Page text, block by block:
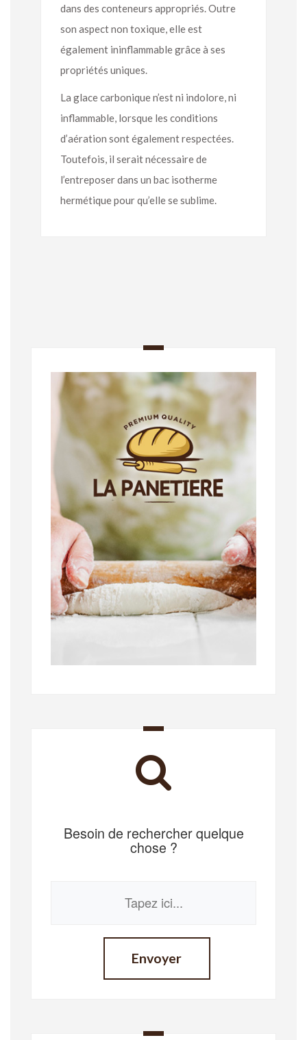
dans des conteneurs appropriés. Outre
son aspect non toxique, elle est
également ininflammable grâce à ses
propriétés uniques.
La glace carbonique n’est ni indolore, ni
inflammable, lorsque les conditions
d’aération sont également respectées.
Toutefois, il serait nécessaire de
l’entreposer dans un bac isotherme
hermétique pour qu’elle se sublime.
Besoin de rechercher quelque
chose ?